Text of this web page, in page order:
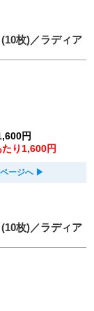
枚)／ラディア
円
り1,600円
ージへ ▶︎
枚)／ラディア